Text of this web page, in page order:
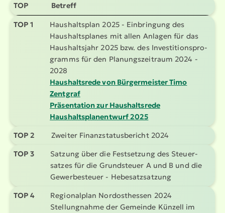
TOP Betreff
TOP 1
Haushaltsplan 2025 - Einbringung des
Haushalts­planes mit allen Anlagen für das
Haushaltsjahr 2025 bzw. des Inves­ti­ti­ons­pro­
gramms für den Planungs­zeitraum 2024 -
2028
Haushaltsrede von Bürger­meister Timo
Zentgraf
Präsen­tation zur Haushaltsrede
Haushalts­plan­entwurf 2025
TOP 2 Zweiter Finanz­sta­tus­be­richt 2024
TOP 3
Satzung über die Festsetzung des Steuer­
satzes für die Grundsteuer A und B und die
Gewer­be­steuer - Hebesatz­satzung
TOP 4
Regio­nalplan Nordost­hessen 2024
Stellung­nahme der Gemeinde Künzell im